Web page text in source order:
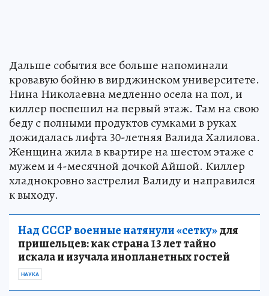
Дальше события все больше напоминали
кровавую бойню в вирджинском университете.
Нина Николаевна медленно осела на пол, и
киллер поспешил на первый этаж. Там на свою
беду с полными продуктов сумками в руках
дожидалась лифта 30-летняя Валида Халилова.
Женщина жила в квартире на шестом этаже с
мужем и 4-месячной дочкой Айшой. Киллер
хладнокровно застрелил Валиду и направился
к выходу.
Над СССР военные натянули «сетку»для
пришельцев: как страна 13 лет тайно
искала и изучала инопланетных гостей
НАУКА